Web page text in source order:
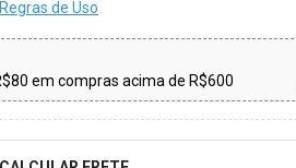
Regras de Uso
em compras acima de R$600